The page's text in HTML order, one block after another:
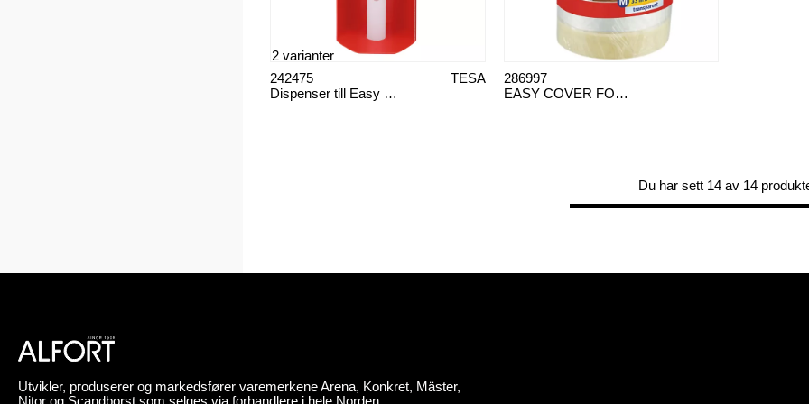
Dispenser till Easy Cover
TESA
242475
2 varianter
EASY COVER FOLIE PREMIUM
286997
Du har sett 14 av 14
Utvikler, produserer og markedsfører varemerkene Arena, Konkret, Mäster,
Nitor og Scandborst som selges via forhandlere i hele Norden.